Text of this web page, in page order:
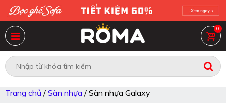
0
Trang chủ / Sàn nhựa / Sàn nhựa Galaxy